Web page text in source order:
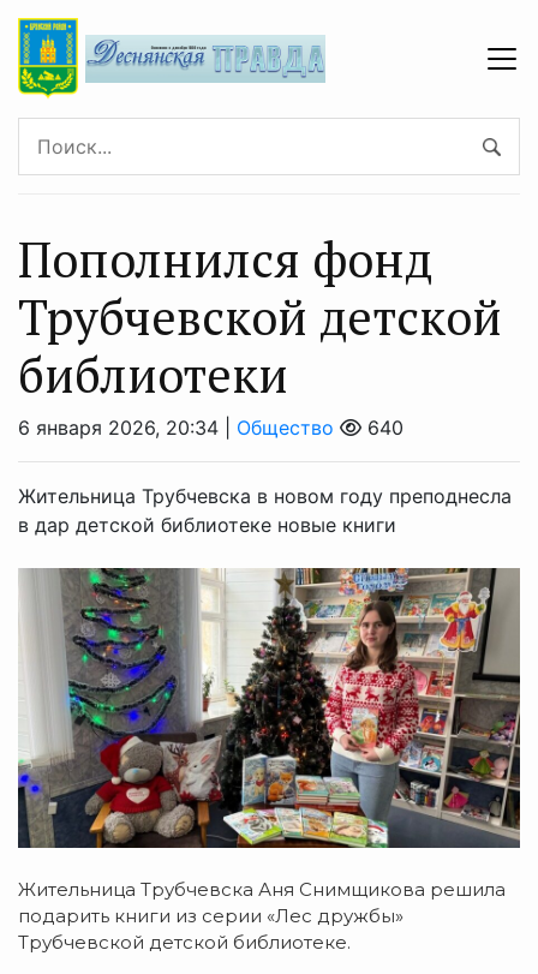
Пополнился фонд
Трубчевской детской
библиотеки
6 января 2026, 20:34 | Общество 640
Жительница Трубчевска в новом году преподнесла
в дар детской библиотеке новые книги
Жительница Трубчевска Аня Снимщикова решила
подарить книги из серии «Лес дружбы»
Трубчевской детской библиотеке.